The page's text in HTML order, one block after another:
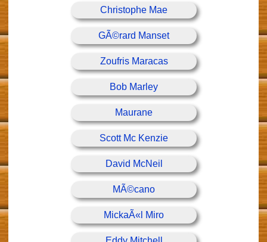
Christophe Mae
GÃ©rard Manset
Zoufris Maracas
Bob Marley
Maurane
Scott Mc Kenzie
David McNeil
MÃ©cano
MickaÃ«l Miro